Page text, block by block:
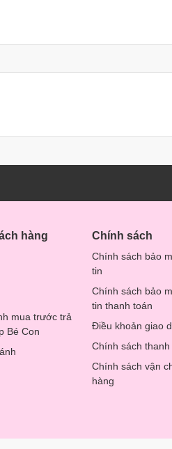
hàng
mua trước trả
Bé Con
Chính sách
Chính sách bảo
tin
Chính sách bảo
tin thanh toán
Điều khoản giao
Chính sách thanh
Chính sách vận
hàng